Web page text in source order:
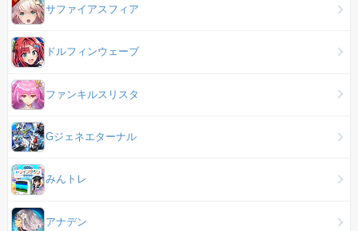
サファイアスフィア
ドルフィンウェーブ
ファンキルスリスタ
Gジェネエターナル
みんトレ
アナデン